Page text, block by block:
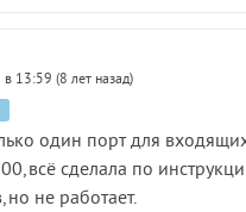
13:59 (8 лет назад)
один порт для
сделала по
не работает.